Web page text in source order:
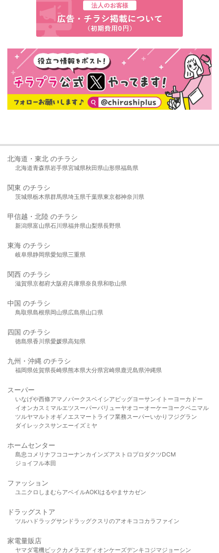
北海道・東北 のチラシ
北海道青森県岩手県宮城県秋田県山形県福島県
関東 のチラシ
茨城県栃木県群馬県埼玉県千葉県東京都神奈川県
甲信越・北陸 のチラシ
新潟県富山県石川県福井県山梨県長野県
東海 のチラシ
岐阜県静岡県愛知県三重県
関西 のチラシ
滋賀県京都府大阪府兵庫県奈良県和歌山県
中国 のチラシ
鳥取県島根県岡山県広島県山口県
四国 のチラシ
徳島県香川県愛媛県高知県
九州・沖縄 のチラシ
福岡県佐賀県長崎県熊本県大分県宮崎県鹿児島県沖縄県
スーパー
いなげや西條アマノパークスベイシア ビッグヨーサンイトーヨーカドー
イオンカスミ マルエツスーパーバリューヤオコーオーケー ヨークベニマル
ツルヤマルト オギノ エスマート ライフ業務スーパーいかり フジグラン
ダイレックスサンエーイズミヤ
ホームセンター
島忠 コメリ ナフコ コーナンカインズアストロプロダクツDCM
ジョイフル本田
ファッション
ユニクロ しまむら アベイルAOKIはるやま サカゼン
ドラッグストア
ツルハドラッグサンドラッグクスリのアオキ ココカラファイン
家電量販店
ヤマダ電機ビックカメラ エディオンケーズデンキ コジマジョーシン